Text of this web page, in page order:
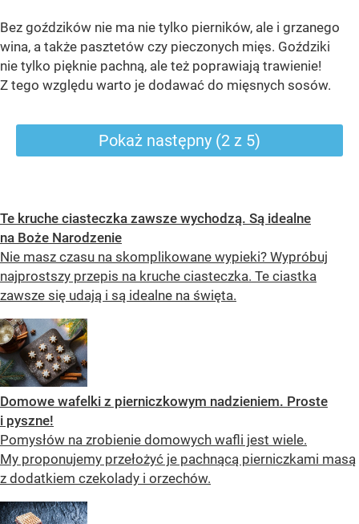
Bez goździków nie ma nie tylko pierników, ale i grzanego
wina, a także pasztetów czy pieczonych mięs. Goździki
nie tylko pięknie pachną, ale też poprawiają trawienie!
Z tego względu warto je dodawać do mięsnych sosów.
Pokaż następny (2 z 5)
Te kruche ciasteczka zawsze wychodzą. Są idealne
na Boże Narodzenie
Nie masz czasu na skomplikowane wypieki? Wypróbuj
najprostszy przepis na kruche ciasteczka. Te ciastka
zawsze się udają i są idealne na święta.
Domowe wafelki z pierniczkowym nadzieniem. Proste
i pyszne!
Pomysłów na zrobienie domowych wafli jest wiele.
My proponujemy przełożyć je pachnącą pierniczkami masą
z dodatkiem czekolady i orzechów.